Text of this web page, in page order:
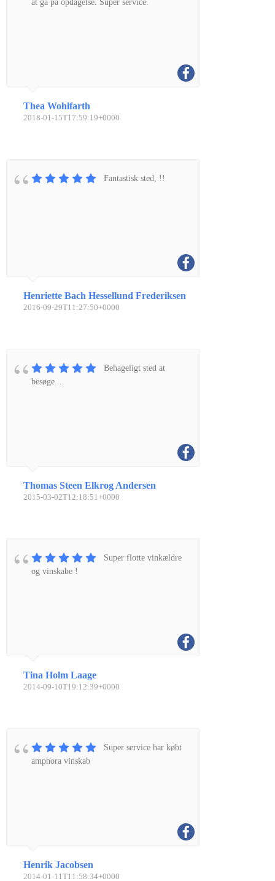
at gå på opdagelse. Super service.
Thea Wohlfarth
2018-01-15T17:59:19+0000
Fantastisk sted, !!
Henriette Bach Hessellund Frederiksen
2016-09-29T11:27:50+0000
Behageligt sted at
besøge....
Thomas Steen Elkrog Andersen
2015-03-02T12:18:51+0000
Super flotte vinkældre
og vinskabe !
Tina Holm Laage
2014-09-10T19:12:39+0000
Super service har købt
amphora vinskab
Henrik Jacobsen
2014-01-11T11:58:34+0000